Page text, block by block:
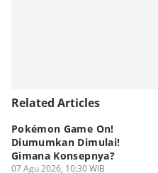
Related Articles
Pokémon Game On!
Diumumkan Dimulai!
Gimana Konsepnya?
07 Agu 2026, 10:30 WIB